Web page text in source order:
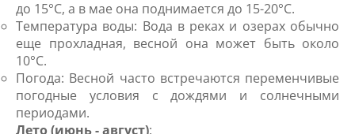
до 15°C, а в мае она поднимается до 15-20°C.
Температура воды: Вода в реках и озерах обычно
еще прохладная, весной она может быть около
10°C.
Погода: Весной часто встречаются переменчивые
погодные условия с дождями и солнечными
периодами.
Лето (июнь - август):